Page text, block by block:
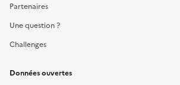
Partenaires
Une question ?
Challenges
Données ouvertes